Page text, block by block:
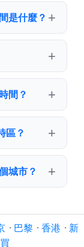
是什麼？
間？
區？
城市？
· 巴黎 · 香港 · 新